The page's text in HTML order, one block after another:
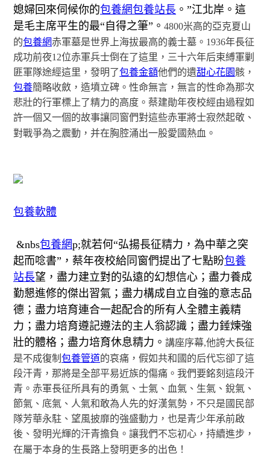
媳婦回來伺候你的包養網包養站長 。”江北岸。這
是毛主席平生的最“自得之筆”。4800米高的亞克夏山
的包養網赤軍墓是世界上海拔最高的義士墓。1936年長征
成功前夜12位赤軍兵士倒在了這里，三十六年后束縛軍剿
匪軍隊途經這里，發明了包養金額他們的遺甜心花園骸，
包養簡略收斂，造墳立碑。性命無言，無言的性命為那次
悲壯的行軍標上了精力的高度。蔡建勛年夜校經由過程如
許一個又一個的故事讓同窗們對這些赤軍將士寂然起敬、
對戰爭為之震動，并在胸腔涌出一股愛國熱血。
包養軟體
&nbs包養網p;就若何“弘揚長征精力，為中華之突
起而唸書”，蔡年夜校給同窗們提出了七點盼包養
站長望，盡力建立對的弘遠的幻想信心；盡力養成
勤懇進修的傑出習氣；盡力構成自立自強的意志品
德；盡力培育連合一起配合的所有人全體主義精
力；盡力培育遵記遵法的主人翁認識；盡力錘煉強
壯的體格；盡力培育休息精力。講座序幕,他誇大長征
是不成復制包養管道的哀痛，假如共和國的后代忘卻了這
段汗青，那將是全部平易近族的傷痛。我們要銘刻這段汗
青。赤軍長征所具有的勇氣、士氣、血氣、生氣、銳氣、
節氣、底氣、人氣和敢為人先的好漢氣勢，不只是國民部
隊芳華永駐、望風披靡的強盛動力，也是青少年承前啟
後、發明光輝的汗青擔負。讓我們不忘初心，持續進步，
在屬于本身的生長路上發明更多的出色！